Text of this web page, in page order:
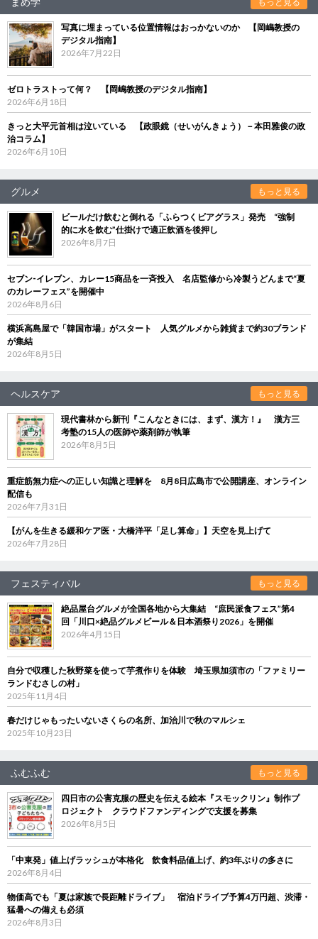
写真に埋まっている位置情報はおっかないのか 【岡嶋教授の
デジタル指南】
2026年7月22日
ゼロトラストって何？ 【岡嶋教授のデジタル指南】
2026年6月18日
きっと大平元首相は泣いている 【政眼鏡（せいがんきょう）－本田雅俊の政
治コラム】
2026年6月10日
グルメ もっと見る
ビールだけ飲むと倒れる「ふらつくビアグラス」発売 “強制
的に水を飲む”仕掛けで適正飲酒を後押し
2026年8月7日
セブン‐イレブン、カレー15商品を一斉投入 名店監修から冷製うどんまで“夏
のカレーフェス”を開催中
2026年8月6日
横浜高島屋で「韓国市場」がスタート 人気グルメから雑貨まで約30ブランド
が集結
2026年8月5日
ヘルスケア もっと見る
現代書林から新刊『こんなときには、まず、漢方！』 漢方三
考塾の15人の医師や薬剤師が執筆
2026年8月5日
重症筋無力症への正しい知識と理解を 8月8日広島市で公開講座、オンライン
配信も
2026年7月31日
【がんを生きる緩和ケア医・大橋洋平「足し算命」】天空を見上げて
2026年7月28日
フェスティバル もっと見る
絶品屋台グルメが全国各地から大集結 “庶民派食フェス”第4
回「川口×絶品グルメビール＆日本酒祭り2026」を開催
2026年4月15日
自分で収穫した秋野菜を使って芋煮作りを体験 埼玉県加須市の「ファミリー
ランドむさしの村」
2025年11月4日
春だけじゃもったいないさくらの名所、加治川で秋のマルシェ
2025年10月23日
ふむふむ もっと見る
四日市の公害克服の歴史を伝える絵本『スモックリン』制作プ
ロジェクト クラウドファンディングで支援を募集
2026年8月5日
「中東発」値上げラッシュが本格化 飲食料品値上げ、約3年ぶりの多さに
2026年8月4日
物価高でも「夏は家族で長距離ドライブ」 宿泊ドライブ予算4万円超、渋滞・
猛暑への備えも必須
2026年8月3日